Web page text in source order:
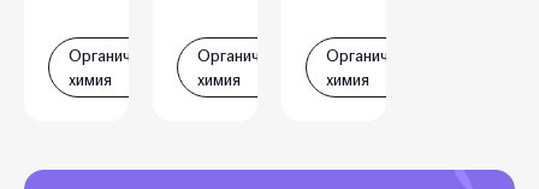
Органическая
химия
Органическая
химия
Органическая
химия